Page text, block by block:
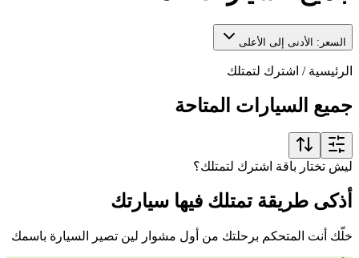
السعر: الأدنى إلى الأعلى
الرئيسية / اشترك لتمتلك
جميع السيارات المتاحة
ليش تختار باقة اشترك لتمتلك؟
أذكى طريقة تمتلك فيها سيارتك
خلّك أنت المتحكم برحلتك من أول مشوار لين تصير السيارة باسمك